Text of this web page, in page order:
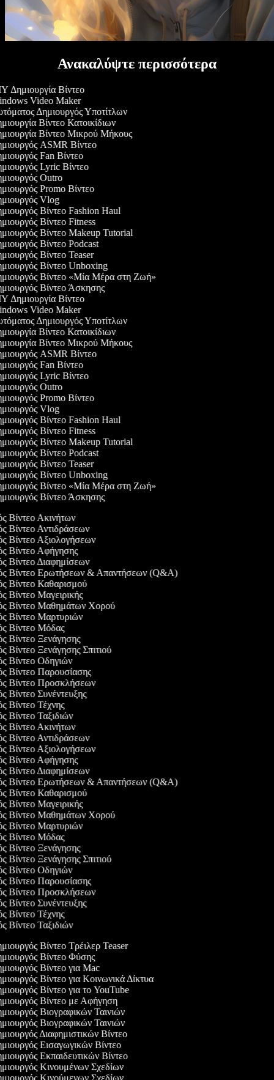
Ανακαλύψτε περισσότερα
Δημιουργία Βίντεο
Video Maker
Δημιουργός Υποτίτλων
Βίντεο Κατοικίδιων
Βίντεο Μικρού Μήκους
ASMR Βίντεο
Fan Βίντεο
Lyric Βίντεο
Outro
Promo Βίντεο
Vlog
Βίντεο Fashion Haul
Βίντεο Fitness
Βίντεο Makeup Tutorial
Βίντεο Podcast
Βίντεο Teaser
Βίντεο Unboxing
Βίντεο «Μία Μέρα στη Ζωή»
Βίντεο Άσκησης
Δημιουργία Βίντεο
Video Maker
Δημιουργός Υποτίτλων
Βίντεο Κατοικίδιων
Βίντεο Μικρού Μήκους
ASMR Βίντεο
Fan Βίντεο
Lyric Βίντεο
Outro
Promo Βίντεο
Vlog
Βίντεο Fashion Haul
Βίντεο Fitness
Βίντεο Makeup Tutorial
Βίντεο Podcast
Βίντεο Teaser
Βίντεο Unboxing
Βίντεο «Μία Μέρα στη Ζωή»
Βίντεο Άσκησης
Βίντεο Ακινήτων
Βίντεο Αντιδράσεων
Βίντεο Αξιολογήσεων
Βίντεο Αφήγησης
Βίντεο Διαφημίσεων
Βίντεο Ερωτήσεων & Απαντήσεων (Q&A)
Βίντεο Καθαρισμού
Βίντεο Μαγειρικής
Βίντεο Μαθημάτων Χορού
Βίντεο Μαρτυριών
Βίντεο Μόδας
Βίντεο Ξενάγησης
Βίντεο Ξενάγησης Σπιτιού
Βίντεο Οδηγιών
Βίντεο Παρουσίασης
Βίντεο Προσκλήσεων
Βίντεο Συνέντευξης
Βίντεο Τέχνης
Βίντεο Ταξιδιών
Βίντεο Ακινήτων
Βίντεο Αντιδράσεων
Βίντεο Αξιολογήσεων
Βίντεο Αφήγησης
Βίντεο Διαφημίσεων
Βίντεο Ερωτήσεων & Απαντήσεων (Q&A)
Βίντεο Καθαρισμού
Βίντεο Μαγειρικής
Βίντεο Μαθημάτων Χορού
Βίντεο Μαρτυριών
Βίντεο Μόδας
Βίντεο Ξενάγησης
Βίντεο Ξενάγησης Σπιτιού
Βίντεο Οδηγιών
Βίντεο Παρουσίασης
Βίντεο Προσκλήσεων
Βίντεο Συνέντευξης
Βίντεο Τέχνης
Βίντεο Ταξιδιών
Βίντεο Τρέιλερ Teaser
Βίντεο Φύσης
Βίντεο για Mac
Βίντεο για Κοινωνικά Δίκτυα
Βίντεο για το YouTube
Βίντεο με Αφήγηση
Βιογραφικών Ταινιών
Βιογραφικών Ταινιών
Διαφημιστικών Βίντεο
Εισαγωγικών Βίντεο
Εκπαιδευτικών Βίντεο
Κινουμένων Σχεδίων